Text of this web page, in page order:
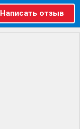
Написать отзыв